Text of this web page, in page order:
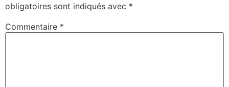
obligatoires sont indiqués avec *
Commentaire *